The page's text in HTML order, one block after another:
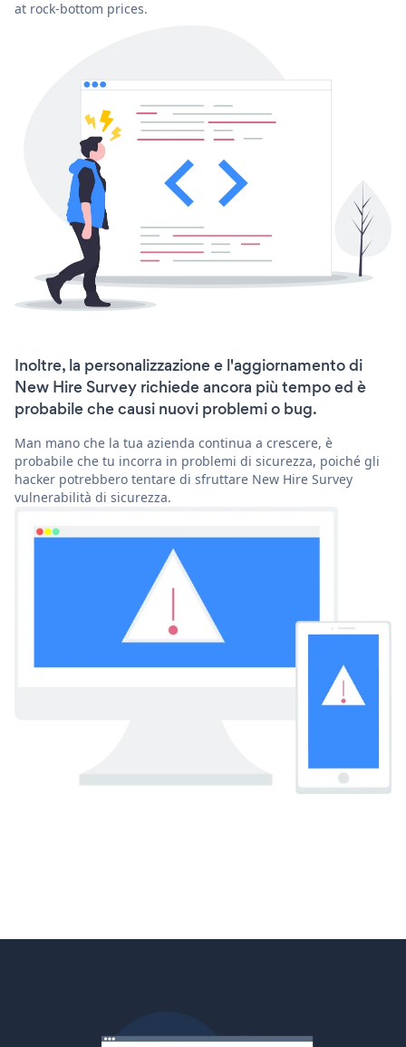
at rock-bottom prices.
Inoltre, la personalizzazione e l'aggiornamento di
New Hire Survey richiede ancora più tempo ed è
probabile che causi nuovi problemi o bug.
Man mano che la tua azienda continua a crescere, è
probabile che tu incorra in problemi di sicurezza, poiché gli
hacker potrebbero tentare di sfruttare New Hire Survey
vulnerabilità di sicurezza.